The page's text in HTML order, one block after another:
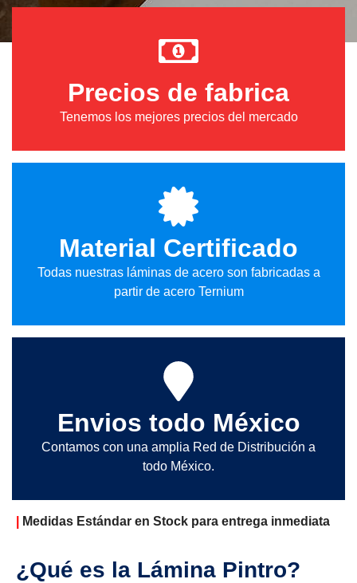
Precios de fabrica
Tenemos los mejores precios del mercado
Material Certificado
Todas nuestras láminas de acero son fabricadas a
partir de acero Ternium
Envios todo México
Contamos con una amplia Red de Distribución a
todo México.
Medidas Estándar en Stock para entrega inmediata
¿Qué es la Lámina Pintro?